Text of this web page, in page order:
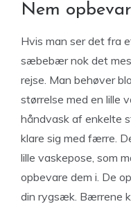
Nem
Hvis man ser det fra
sæbebær nok det
rejse. Man behøver
størrelse med en lille
håndvask af enkelte
klare sig med færre.
lille vaskepose, som
opbevare dem i. De
din rygsæk. Bærrene